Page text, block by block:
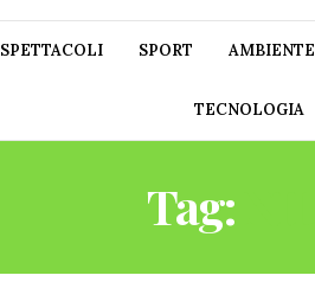
SPETTACOLI SPORT AMBIENTE
TECNOLOGIA
Tag: